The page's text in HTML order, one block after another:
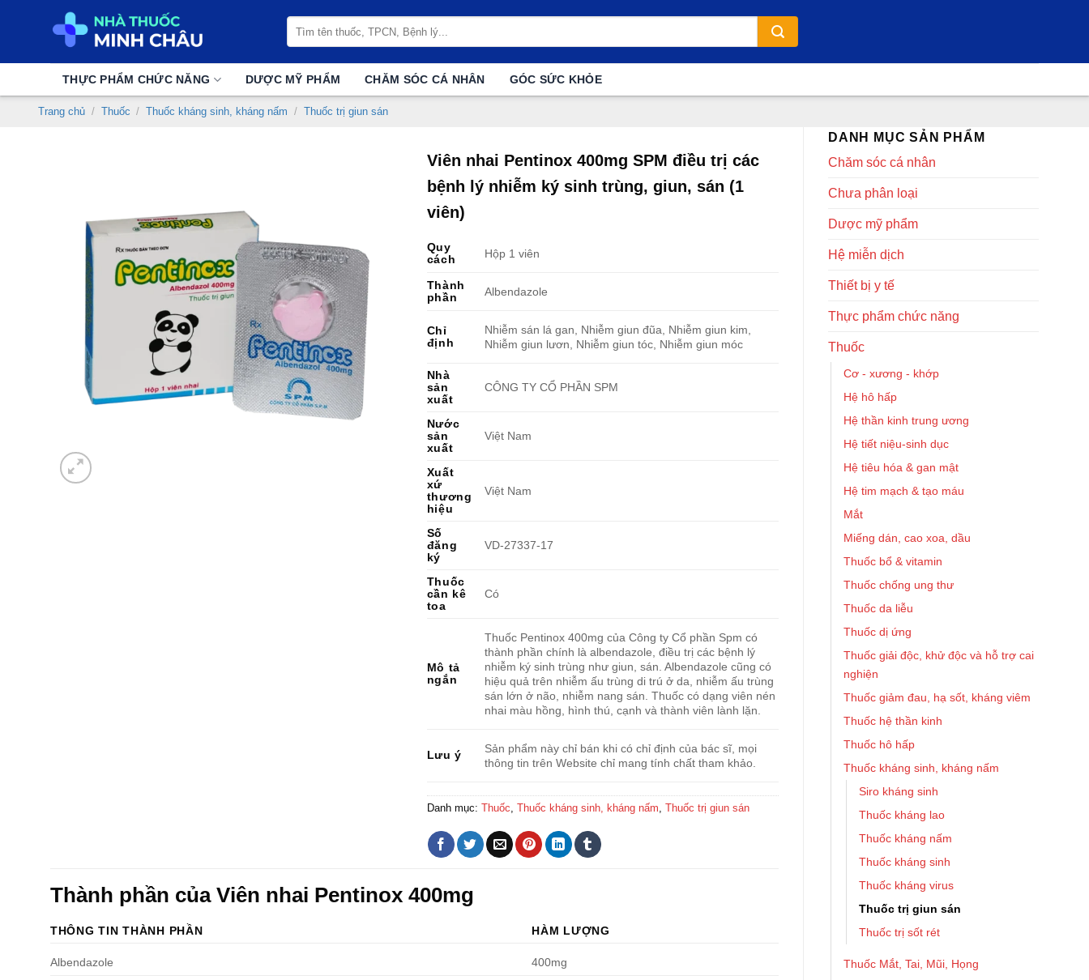
kiếm:
THỰC PHẨM CHỨC NĂNG DƯỢC MỸ PHẨM CHĂM SÓC CÁ NHÂN GÓC SỨC KHỎE
Trang chủ / Thuốc / Thuốc kháng sinh, kháng nấm / Thuốc trị giun sán
DANH MỤC SẢN PHẨM
Chăm sóc cá nhân
Chưa phân loại
Dược mỹ phẩm
Hệ miễn dịch
Thiết bị y tế
Thực phẩm chức năng
Thuốc
Cơ - xương - khớp
Hệ hô hấp
Hệ thần kinh trung ương
Hệ tiết niệu-sinh dục
Hệ tiêu hóa & gan mật
Hệ tim mạch & tạo máu
Mắt
Miếng dán, cao xoa, dầu
Thuốc bổ & vitamin
Thuốc chống ung thư
Thuốc da liễu
Thuốc dị ứng
Thuốc giải độc, khử độc và hỗ trợ cai
nghiện
Thuốc giảm đau, hạ sốt, kháng viêm
Thuốc hệ thần kinh
Thuốc hô hấp
Thuốc kháng sinh, kháng nấm
Siro kháng sinh
Thuốc kháng lao
Thuốc kháng nấm
Thuốc kháng sinh
Thuốc kháng virus
Thuốc trị giun sán
Thuốc trị sốt rét
Thuốc Mắt, Tai, Mũi, Họng
Viên nhai Pentinox 400mg SPM điều trị các
bệnh lý nhiễm ký sinh trùng, giun, sán (1
viên)
Quy
cách
Hộp 1 viên
Thành
phần
Albendazole
Chỉ
định
Nhiễm sán lá gan, Nhiễm giun đũa, Nhiễm giun kim,
Nhiễm giun lươn, Nhiễm giun tóc, Nhiễm giun móc
Nhà
sản
xuất
CÔNG TY CỔ PHẦN SPM
Nước
sản
xuất
Việt Nam
Xuất
xứ
thương
hiệu
Việt Nam
Số
đăng
ký
VD-27337-17
Thuốc
cần kê
toa
Có
Mô tả
ngắn
Thuốc Pentinox 400mg của Công ty Cổ phần Spm có
thành phần chính là albendazole, điều trị các bệnh lý
nhiễm ký sinh trùng như giun, sán. Albendazole cũng có
hiệu quả trên nhiễm ấu trùng di trú ở da, nhiễm ấu trùng
sán lớn ở não, nhiễm nang sán. Thuốc có dạng viên nén
nhai màu hồng, hình thú, cạnh và thành viên lành lặn.
Lưu ý
Sản phẩm này chỉ bán khi có chỉ định của bác sĩ, mọi
thông tin trên Website chỉ mang tính chất tham khảo.
Danh mục: Thuốc, Thuốc kháng sinh, kháng nấm, Thuốc trị giun sán
Thành phần của Viên nhai Pentinox 400mg
THÔNG TIN THÀNH PHẦN HÀM LƯỢNG
Albendazole 400mg